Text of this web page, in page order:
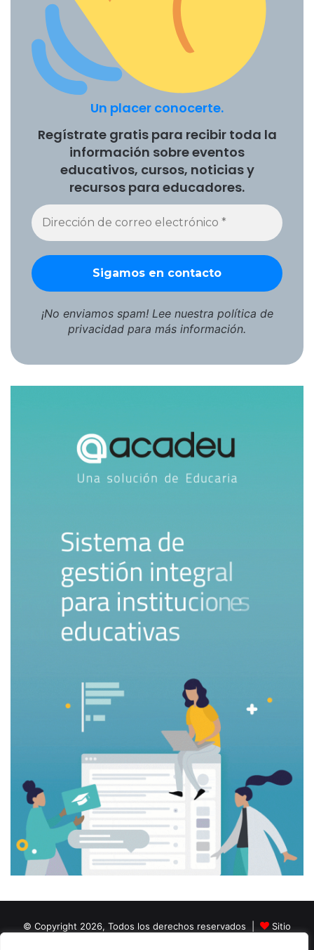
Un placer conocerte.
Regístrate gratis para recibir toda la
información sobre eventos
educativos, cursos, noticias y
recursos para educadores.
¡No enviamos spam! Lee nuestra política de
privacidad para más información.
© Copyright 2026, Todos los derechos reservados |
Sitio